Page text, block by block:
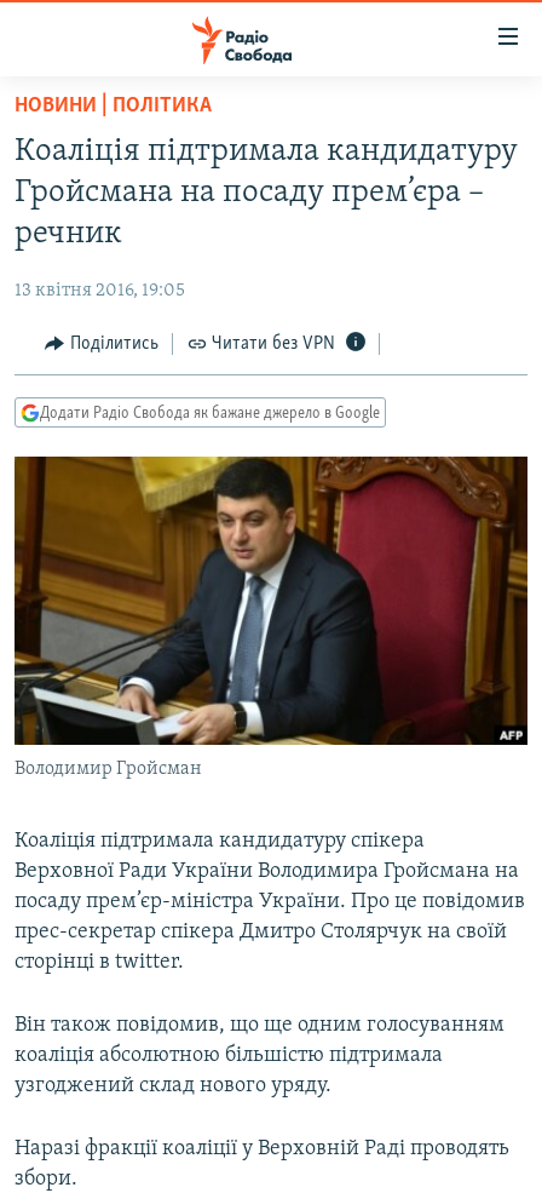
Перейти
основного
матеріалу
Перейти
до
основної
Перейти
до
пошуку
ВСЕ ЗА ДОБУ
СТАТТІ
СУСПІЛЬСТВО
РОСІЙСЬКА «ФІЛЬТРАЦІЯ»
ДОНБАС.РЕАЛІЇ
ТИ ЯК?
КИТАЙ.ВИКЛИКИ
МУЛЬТИМЕДІА
ФОТО
СПЕЦПРОЄКТИ
ПОДКАСТИ
КРИМ РЕАЛІЇ
УКР
КТАТ
ДОЛУЧАЙСЯ!
НОВИНИ | ПОЛІТИКА
Коаліція підтримала кандидатуру
Гройсмана на посаду прем’єра –
речник
13 квітня 2016, 19:05
Поділитись Читати без VPN
Додати Радіо Свобода як бажане джерело в Google
Володимир Гройсман
Коаліція підтримала кандидатуру спікера
Верховної Ради України Володимира Гройсмана на
посаду прем’єр-міністра України. Про це повідомив
прес-секретар спікера Дмитро Столярчук на своїй
сторінці в twitter.
Він також повідомив, що ще одним голосуванням
коаліція абсолютною більшістю підтримала
узгоджений склад нового уряду.
Наразі фракції коаліції у Верховній Раді проводять
збори.